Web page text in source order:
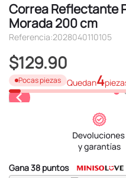
Correa Reflectante
Morada 200 cm
Referencia:2028040110105
$129.90
Pocas piezas Quedan4
Gana38 puntos
1.
hello kitty
2.
spiderman
4
osito cariñosito
5.
llaveros
9.
chiikawas